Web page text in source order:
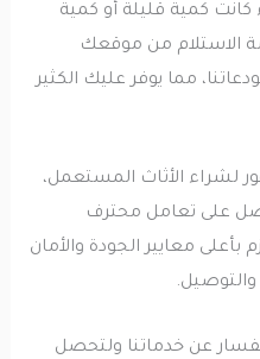
كمية قليلة أو كمية
من موقعك
مما يوفر عليك الكثير
الأثاث المستعمل،
تعامل محترف
معايير الجودة والأمان
عن خدماتنا ولتحصل